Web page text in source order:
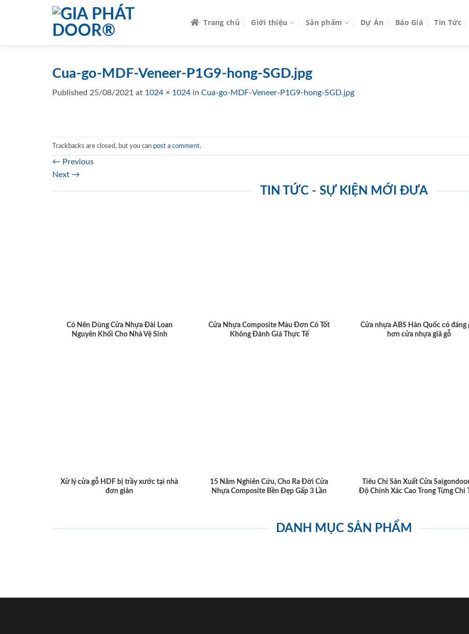
Trang chủ Giới thiệu Sản phẩm Dự Án Báo Giá Tin Tức
Cua-go-MDF-Veneer-P1G9-hong-SGD.jpg
Published 25/08/2021 at 1024 × 1024 in Cua-go-MDF-Veneer-P1G9-hong-SGD.jpg
Trackbacks are closed, but you can post a comment.
← Previous
Next →
TIN TỨC - SỰ KIỆN MỚI ĐƯA
Có Nên Dùng Cửa Nhựa Đài Loan
Nguyên Khối Cho Nhà Vệ Sinh
Cửa Nhựa Composite Màu Đơn Có Tốt
Không Đánh Giá Thực Tế
Cửa nhựa ABS Hàn Quốc có đáng
hơn cửa nhựa giả gỗ
Xử lý cửa gỗ HDF bị trầy xước tại nhà
đơn giản
15 Năm Nghiên Cứu, Cho Ra Đời Cửa
Nhựa Composite Bền Đẹp Gấp 3 Lần
Tiêu Chí Sản Xuất Cửa
Độ Chính Xác Cao Trong Từng Chi
DANH MỤC SẢN PHẨM